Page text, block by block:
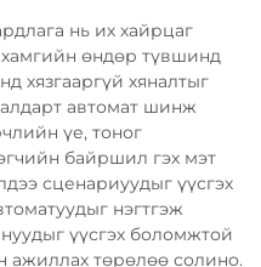
нь их хайрцаг
өндөр түвшинд
хязгааргүй хяналтыг
автомат шинж
үе, тоног
байршил гэх мэт
сценариуудыг үүсгэх
нэгтгэж
үүсгэх боломжтой
ажиллах төрөлөө солино.